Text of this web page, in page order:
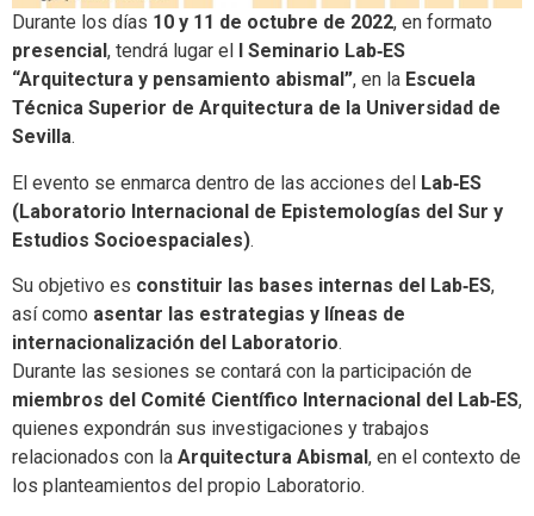
Durante los días 10 y 11 de octubre de 2022, en formato
presencial , tendrá lugar el
I Seminario Lab‑ES
“Arquitectura y pensamiento abismal”, en la Escuela
Técnica Superior de Arquitectura de la Universidad de
Sevilla.
El evento se enmarca dentro de las acciones del Lab‑ES
(Laboratorio Internacional de Epistemologías del Sur y
Estudios Socioespaciales).
Su objetivo es constituir las bases internas del Lab‑ES,
así como asentar las estrategias y líneas de
internacionalización del Laboratorio.
Durante las sesiones se contará con la participación de
miembros del Comité Científico Internacional del Lab‑ES,
quienes expondrán sus investigaciones y trabajos
relacionados con la Arquitectura Abismal, en el contexto de
los planteamientos del propio Laboratorio.